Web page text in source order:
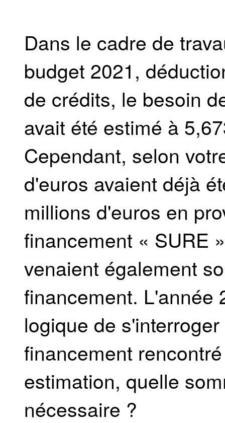
Dans le cadre de
budget 2021,
de crédits, le besoin
avait été estimé à
Cependant, selon
d'euros avaient déjà
millions d'euros en
financement « SURE
venaient également
financement. L'année
logique de
financement
estimation, quelle
nécessaire ?